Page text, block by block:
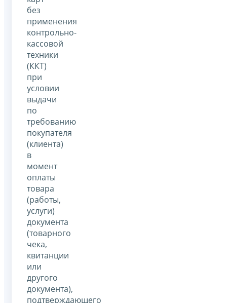
без
применения
контрольно-
кассовой
техники
(ККТ)
при
условии
выдачи
по
требованию
покупателя
(клиента)
в
момент
оплаты
товара
(работы,
услуги)
документа
(товарного
чека,
квитанции
или
другого
документа),
подтверждающего